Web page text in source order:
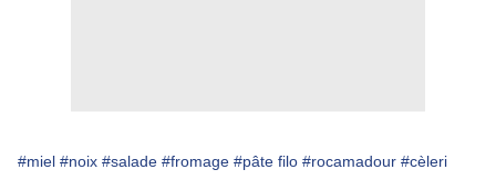
#miel #noix #salade #fromage #pâte filo #rocamadour #cèleri